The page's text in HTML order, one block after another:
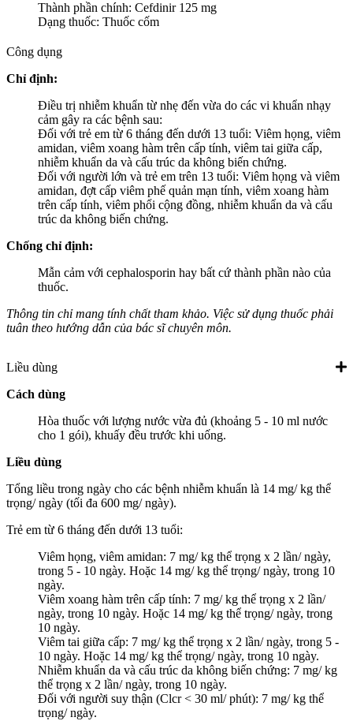
Thành phần chính: Cefdinir 125 mg
Dạng thuốc: Thuốc cốm
Công dụng
Chỉ định:
Điều trị nhiễm khuẩn từ nhẹ đến vừa do các vi khuẩn nhạy
cảm gây ra các bệnh sau:
Đối với trẻ em từ 6 tháng đến dưới 13 tuổi: Viêm họng, viêm
amidan, viêm xoang hàm trên cấp tính, viêm tai giữa cấp,
nhiễm khuẩn da và cấu trúc da không biến chứng.
Đối với người lớn và trẻ em trên 13 tuổi: Viêm họng và viêm
amidan, đợt cấp viêm phế quản mạn tính, viêm xoang hàm
trên cấp tính, viêm phổi cộng đồng, nhiễm khuẩn da và cấu
trúc da không biến chứng.
Chống chỉ định:
Mẫn cảm với cephalosporin hay bất cứ thành phần nào của
thuốc.
Thông tin chỉ mang tính chất tham khảo. Việc sử dụng thuốc phải
tuân theo hướng dẫn của bác sĩ chuyên môn.
Liều dùng
Cách dùng
Hòa thuốc với lượng nước vừa đủ (khoảng 5 - 10 ml nước
cho 1 gói), khuấy đều trước khi uống.
Liều dùng
Tổng liều trong ngày cho các bệnh nhiễm khuẩn là 14 mg/ kg thể
trọng/ ngày (tối đa 600 mg/ ngày).
Trẻ em từ 6 tháng đến dưới 13 tuổi:
Viêm họng, viêm amidan: 7 mg/ kg thể trọng x 2 lần/ ngày,
trong 5 - 10 ngày. Hoặc 14 mg/ kg thể trọng/ ngày, trong 10
ngày.
Viêm xoang hàm trên cấp tính: 7 mg/ kg thể trọng x 2 lần/
ngày, trong 10 ngày. Hoặc 14 mg/ kg thể trọng/ ngày, trong
10 ngày.
Viêm tai giữa cấp: 7 mg/ kg thể trọng x 2 lần/ ngày, trong 5 -
10 ngày. Hoặc 14 mg/ kg thể trọng/ ngày, trong 10 ngày.
Nhiễm khuẩn da và cấu trúc da không biến chứng: 7 mg/ kg
thể trọng x 2 lần/ ngày, trong 10 ngày.
Đối với người suy thận (Clcr < 30 ml/ phút): 7 mg/ kg thể
trọng/ ngày.